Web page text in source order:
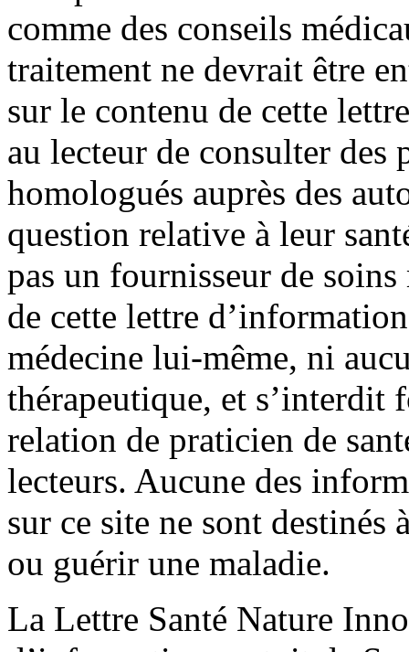
comme des conseils
traitement ne devrait être
sur le contenu de cette
au lecteur de consulter des
homologués auprès des
question relative à leur
pas un fournisseur de
de cette lettre
médecine lui-même, ni
thérapeutique, et s’interdit
relation de praticien de
lecteurs. Aucune des
sur ce site ne sont destinés
ou guérir une maladie.
La Lettre Santé Nature